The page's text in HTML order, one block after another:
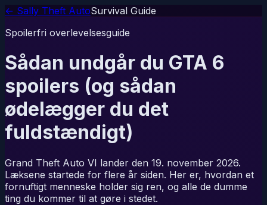
← Sally Theft AutoSurvival Guide
Spoilerfri overlevelsesguide
Sådan undgår du GTA 6
spoilers (og sådan
ødelægger du det
fuldstændigt)
Grand Theft Auto VI lander den 19. november 2026.
Læksene startede for flere år siden. Her er, hvordan et
fornuftigt menneske holder sig ren, og alle de dumme
ting du kommer til at gøre i stedet.